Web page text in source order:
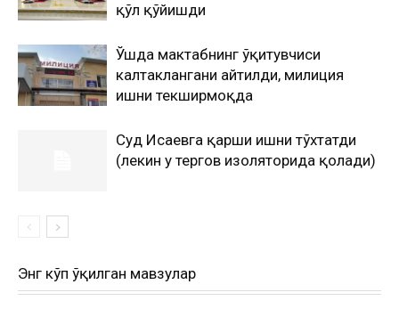
қўл қўйишди
Ўшда мактабнинг ўқитувчиси
калтаклангани айтилди, милиция
ишни текширмоқда
Суд Исаевга қарши ишни тўхтатди
(лекин у тергов изоляторида қолади)
Энг кўп ўқилган мавзулар